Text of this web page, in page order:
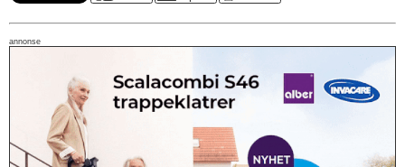
annonse